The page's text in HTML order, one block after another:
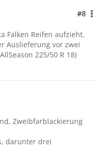
#8
Falken Reifen aufzieht.
Auslieferung vor zwei
225/50 R 18)
Zweibfarblackierung
darunter drei